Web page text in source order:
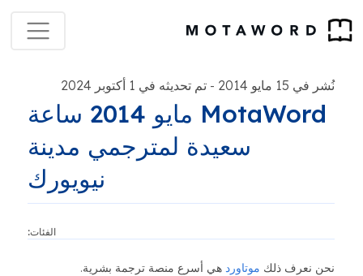
نُشر في 15 مايو 2014 - تم تحديثه في 1 أكتوبر 2024
MotaWord مايو 2014 ساعة
سعيدة لمترجمي مدينة
نيويورك
الفئات:
نحن نعرف ذلك موتاوردهي أسرع منصة ترجمة بشرية.